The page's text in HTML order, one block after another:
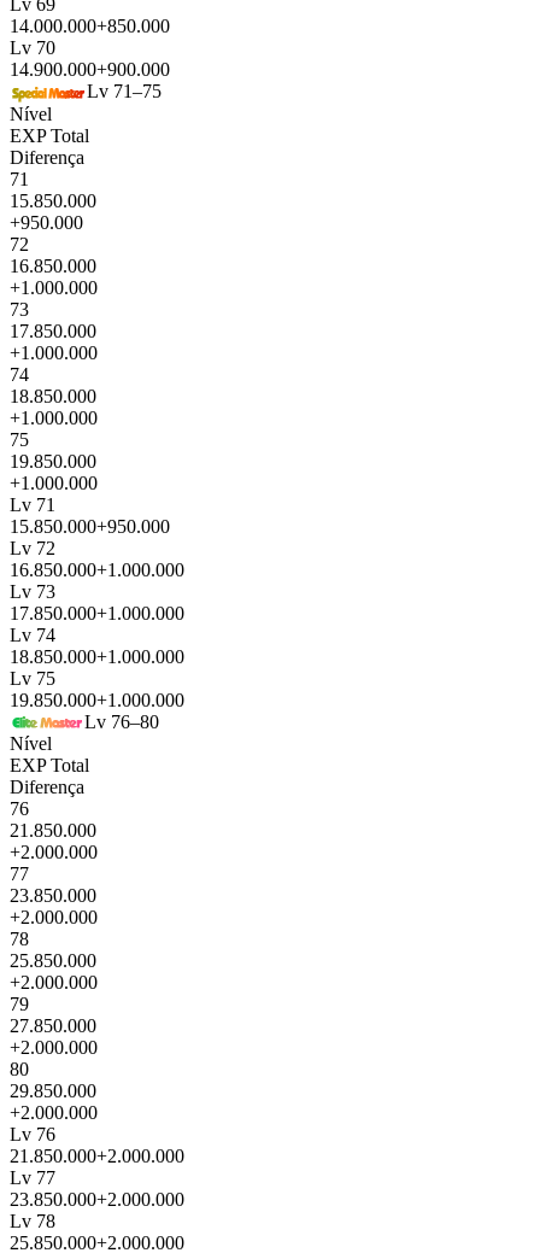
Lv 69
14.000.000+850.000
Lv 70
14.900.000+900.000
Lv 71–75
Nível
EXP Total
Diferença
71
15.850.000
+950.000
72
16.850.000
+1.000.000
73
17.850.000
+1.000.000
74
18.850.000
+1.000.000
75
19.850.000
+1.000.000
Lv 71
15.850.000+950.000
Lv 72
16.850.000+1.000.000
Lv 73
17.850.000+1.000.000
Lv 74
18.850.000+1.000.000
Lv 75
19.850.000+1.000.000
Lv 76–80
Nível
EXP Total
Diferença
76
21.850.000
+2.000.000
77
23.850.000
+2.000.000
78
25.850.000
+2.000.000
79
27.850.000
+2.000.000
80
29.850.000
+2.000.000
Lv 76
21.850.000+2.000.000
Lv 77
23.850.000+2.000.000
Lv 78
25.850.000+2.000.000